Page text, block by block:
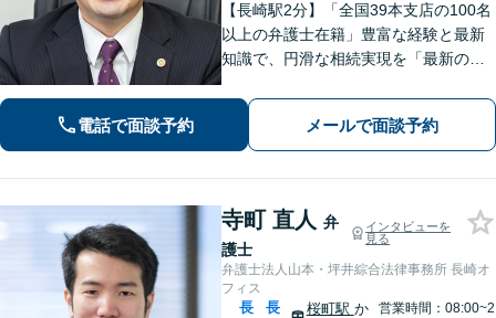
【長崎駅2分】「全国39本支店の100名
以上の弁護士在籍」豊富な経験と最新
知識で、円滑な相続実現を「最新の法
交渉して賠償金アップに努めます。後
遺障害等級認定を一からサポート【夜
間・休日面談可】
電話で面談予約 メールで面談予約
寺町 直人 弁
護士
インタビューを
見る
弁護士法人山本・坪井綜合法律事務所 長崎オ
フィス
長
長
桜町駅 か
営業時間：08:00~2